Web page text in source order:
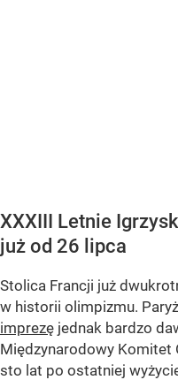
XXXIII Letnie
już od 26 lipca
Stolica Francji już
w historii olimpizmu.
imprezę jednak bardzo
Międzynarodowy Komitet
sto lat po ostatniej